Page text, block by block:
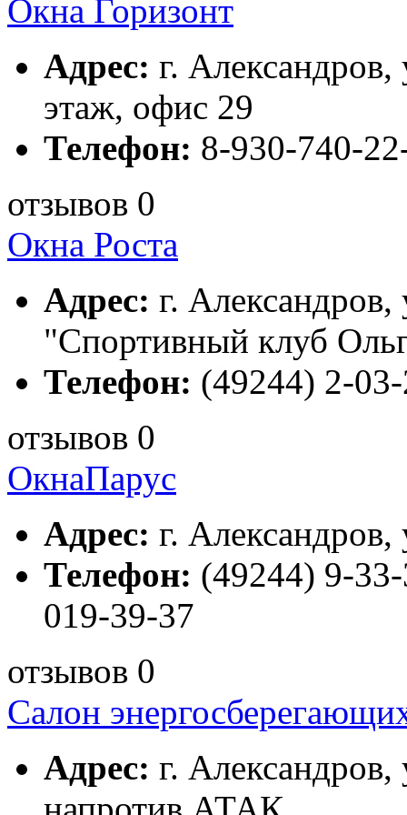
Окна Горизонт
Адрес: г.
этаж, офис 29
Телефон: 8-930-740-
отзывов 0
Окна Роста
Адрес: г.
"Спортивный клуб
Телефон: (49244) 2-
отзывов 0
ОкнаПарус
Адрес: г.
Телефон: (49244) 9-
019-39-37
отзывов 0
Салон
Адрес: г. Александров,